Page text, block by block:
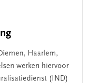
Haarlem,
werken hiervoor
(IND)